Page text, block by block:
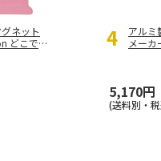
ネット
どこでも
4
アルミ
メー
ステ
5,170円
(送料別・